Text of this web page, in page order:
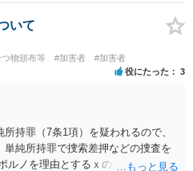
します。
いて
物頒布等 #加害者 #加害者
役にたった 3
持罪（7条1項）を疑われるので、
純所持罪で捜索差押などの捜査を
ノを理由とするｘのアカウント凍